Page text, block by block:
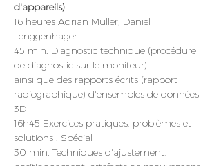
d'appareils)
16 heures Adrian Müller, Daniel
Lenggenhager
45 min. Diagnostic technique (procédure
de diagnostic sur le moniteur)
ainsi que des rapports écrits (rapport
radiographique) d'ensembles de données
3D
16h45 Exercices pratiques, problèmes et
solutions : Spécial
30 min. Techniques d'ajustement,